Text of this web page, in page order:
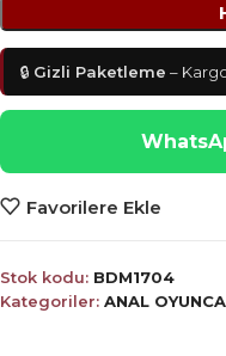
🔒 Gizli Paketleme –
Favorilere Ekle
Stok kodu: BDM1704
Kategoriler: ANAL